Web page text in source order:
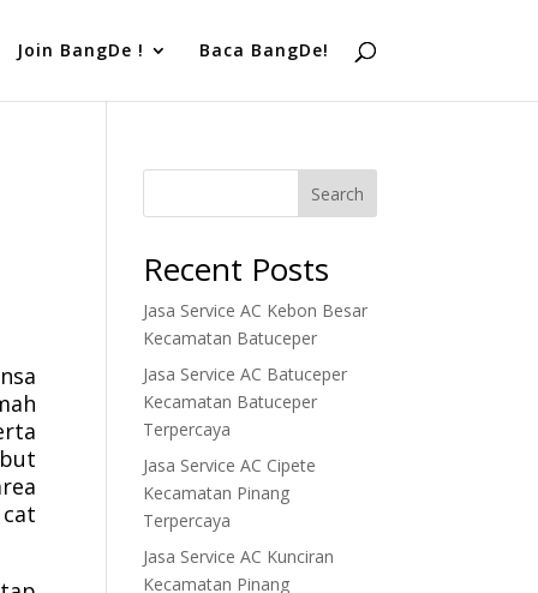
Join BangDe ! Baca BangDe!
Search
Recent Posts
Jasa Service AC Kebon Besar
Kecamatan Batuceper
Jasa Service AC Batuceper
Kecamatan Batuceper
Terpercaya
Jasa Service AC Cipete
Kecamatan Pinang
Terpercaya
Jasa Service AC Kunciran
Kecamatan Pinang